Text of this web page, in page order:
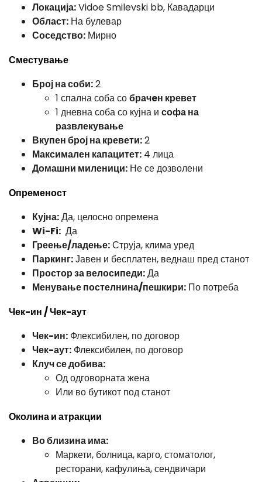
Локација:Vidoe Smilevski bb, Кавадарци
Област: На булевар
Соседство: Мирно
Сместување
Број на соби:2
1 спална соба собрачeн кревет
1 дневна соба со кујна и софа на
развлекување
Вкупен број на кревети:2
Максимален капацитет: 4 лица
Домашни миленици: Не се дозволени
Опременост
Кујна:Да, целосно опремена
Wi-Fi: Да
Греење/ладење:Струја, клима уред
Паркинг:Јавен и бесплатен, веднаш пред станот
Простор за велосипеди:Да
Менување постелнина/пешкири: По потреба
Чек-ин / Чек-аут
Чек-ин: Флексибилен, по договор
Чек-аут: Флексибилен, по договор
Клуч се добива:
Од одговорната жена
Или во бутикот под станот
Околина и атракции
Во близина има:
Маркети, болница, карго, стоматолог,
ресторани, кафулиња, сендвичари